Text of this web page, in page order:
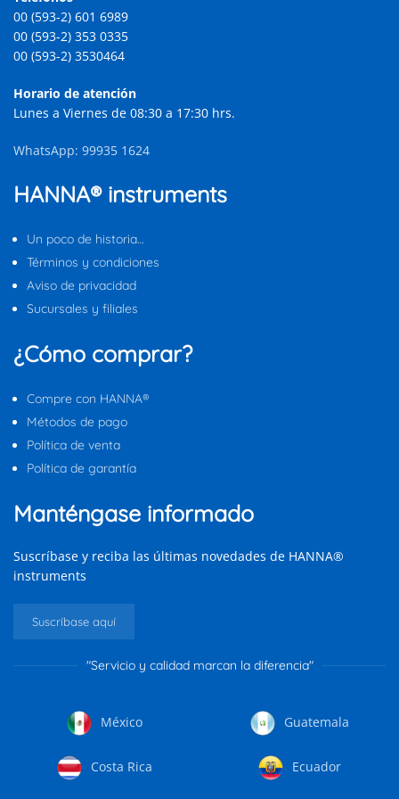
00 (593-2) 601 6989
00 (593-2) 353 0335
00 (593-2) 3530464
Horario de atención
Lunes a Viernes de 08:30 a 17:30 hrs.
WhatsApp: 99935 1624
HANNA® instruments
Un poco de historia…
Términos y condiciones
Aviso de privacidad
Sucursales y filiales
¿Cómo comprar?
Compre con HANNA®
Métodos de pago
Política de venta
Política de garantía
Manténgase informado
Suscríbase y reciba las últimas novedades de HANNA®
instruments
Suscríbase aquí
"Servicio y calidad marcan la diferencia"
México Guatemala
Costa Rica Ecuador